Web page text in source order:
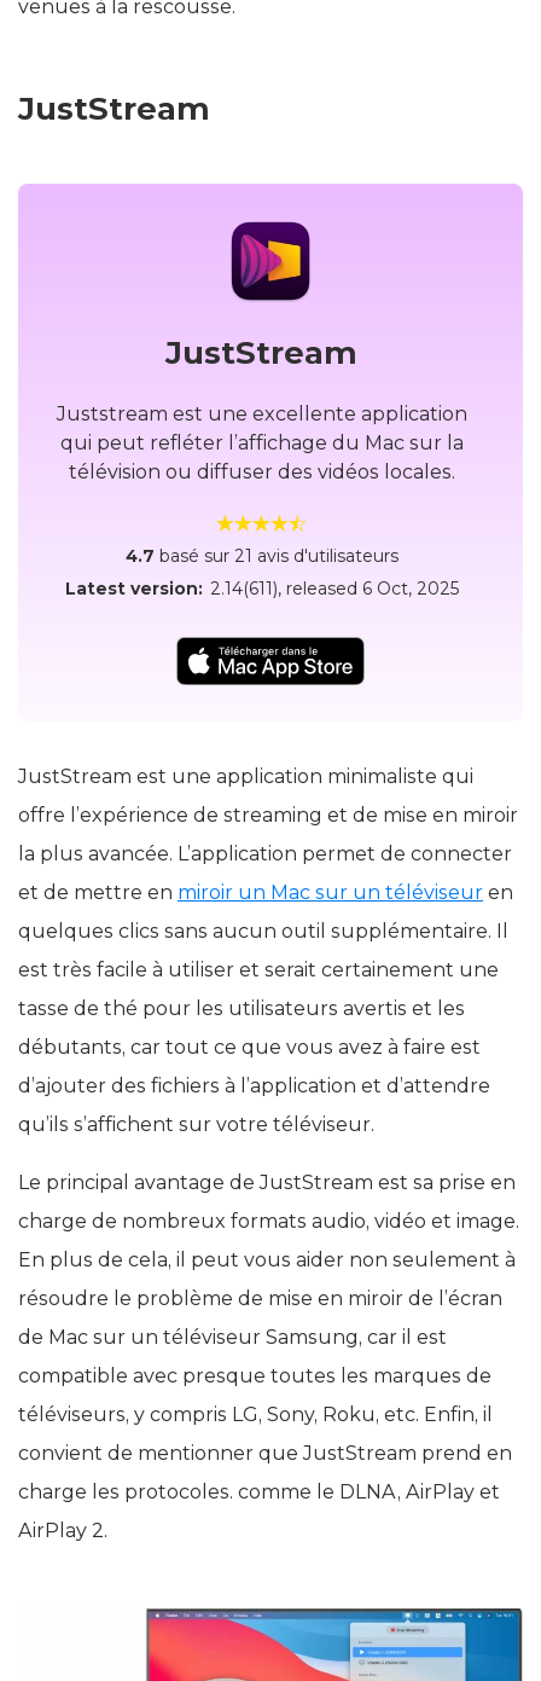
venues à la rescousse.
JustStream
JustStream
Juststream est une excellente application
qui peut refléter l’affichage du Mac sur la
télévision ou diffuser des vidéos locales.
4.7 basé sur 21 avis d'utilisateurs
Latest version: 2.14(611), released 6 Oct, 2025
JustStream est une application minimaliste qui
offre l’expérience de streaming et de mise en miroir
la plus avancée. L’application permet de connecter
et de mettre en miroir un Mac sur un téléviseur en
quelques clics sans aucun outil supplémentaire. Il
est très facile à utiliser et serait certainement une
tasse de thé pour les utilisateurs avertis et les
débutants, car tout ce que vous avez à faire est
d’ajouter des fichiers à l’application et d’attendre
qu’ils s’affichent sur votre téléviseur.
Le principal avantage de JustStream est sa prise en
charge de nombreux formats audio, vidéo et image.
En plus de cela, il peut vous aider non seulement à
résoudre le problème de mise en miroir de l’écran
de Mac sur un téléviseur Samsung, car il est
compatible avec presque toutes les marques de
téléviseurs, y compris LG, Sony, Roku, etc. Enfin, il
convient de mentionner que JustStream prend en
charge les protocoles. comme le DLNA, AirPlay et
AirPlay 2.